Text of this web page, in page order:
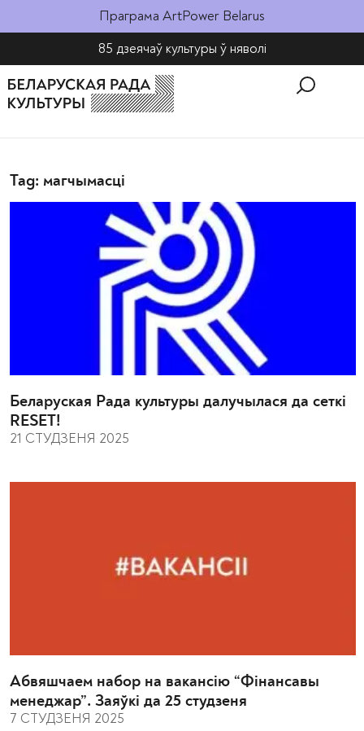
Праграма ArtPower Belarus
85 дзеячаў культуры ў няволі​
Tag: магчымасці
Беларуская Рада культуры далучылася да сеткі
RESET!
21 СТУДЗЕНЯ 2025
Абвяшчаем набор на вакансію “Фінансавы
менеджар”. Заяўкі да 25 студзеня
7 СТУДЗЕНЯ 2025